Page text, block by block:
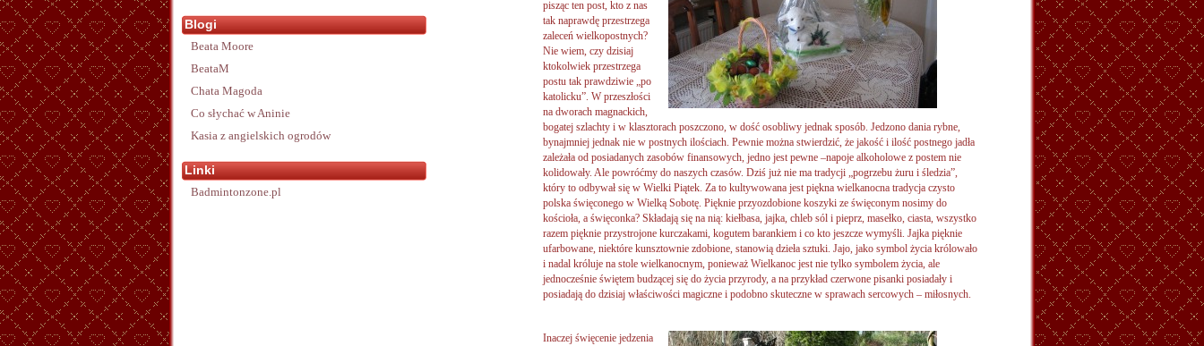
pisząc ten post, kto z nas
tak naprawdę przestrzega
zaleceń wielkopostnych?
Nie wiem, czy dzisiaj
ktokolwiek przestrzega
postu tak prawdziwie „po
katolicku”. W przeszłości
na dworach magnackich,
bogatej szlachty i w klasztorach poszczono, w dość osobliwy jednak sposób. Jedzono dania rybne,
bynajmniej jednak nie w postnych ilościach. Pewnie można stwierdzić, że jakość i ilość postnego jadła
zależała od posiadanych zasobów finansowych, jedno jest pewne –napoje alkoholowe z postem nie
kolidowały. Ale powróćmy do naszych czasów. Dziś już nie ma tradycji „pogrzebu żuru i śledzia”,
który to odbywał się w Wielki Piątek. Za to kultywowana jest piękna wielkanocna tradycja czysto
polska święconego w Wielką Sobotę. Pięknie przyozdobione koszyki ze święconym nosimy do
kościoła, a święconka? Składają się na nią: kiełbasa, jajka, chleb sól i pieprz, masełko, ciasta, wszystko
razem pięknie przystrojone kurczakami, kogutem barankiem i co kto jeszcze wymyśli. Jajka pięknie
ufarbowane, niektóre kunsztownie zdobione, stanowią dzieła sztuki. Jajo, jako symbol życia królowało
i nadal króluje na stole wielkanocnym, ponieważ Wielkanoc jest nie tylko symbolem życia, ale
jednocześnie świętem budzącej się do życia przyrody, a na przykład czerwone pisanki posiadały i
posiadają do dzisiaj właściwości magiczne i podobno skuteczne w sprawach sercowych – miłosnych.
Inaczej święcenie jedzenia
Blogi
Beata Moore
BeataM
Chata Magoda
Co słychać w Aninie
Kasia z angielskich ogrodów
Linki
Badmintonzone.pl